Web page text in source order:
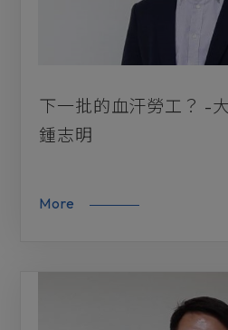
下一批的血汗勞工？ -
鍾志明
More